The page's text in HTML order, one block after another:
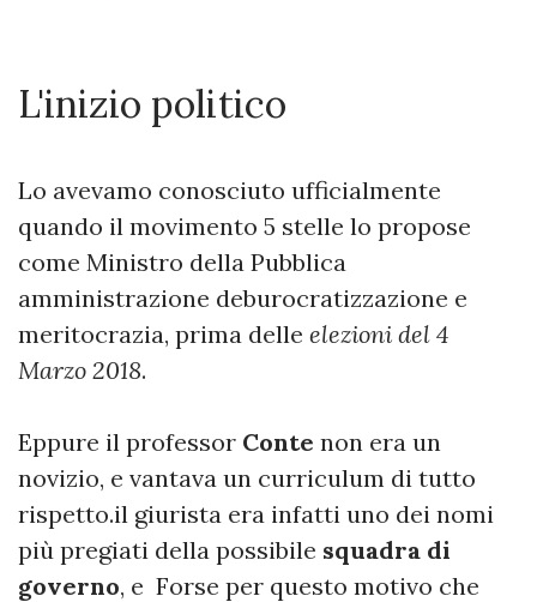
L'inizio politico
Lo avevamo conosciuto ufficialmente
quando il movimento 5 stelle lo propose
come Ministro della Pubblica
amministrazione deburocratizzazione e
meritocrazia, prima delle elezioni del 4
Marzo 2018.
Eppure il professor Conte non era un
novizio, e vantava un curriculum di tutto
rispetto.il giurista era infatti uno dei nomi
più pregiati della possibile squadra di
governo, e Forse per questo motivo che